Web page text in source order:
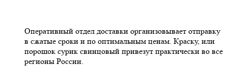
Оперативный отдел доставки организовывает отправку
в сжатые сроки и по оптимальным ценам. Краску, или
порошок сурик свинцовый привезут практически во все
регионы России.